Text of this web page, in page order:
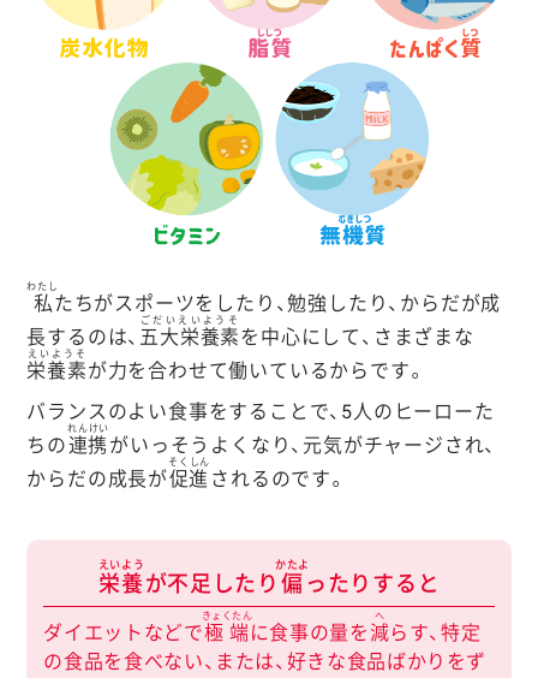
私
わたし
たちがスポーツをしたり、勉強したり、からだが成
長するのは、 五大栄養素
ごだいえいようそ
を中心にして、さまざまな
栄養素
えいようそ
が力を合わせて働いているからです。
バランスのよい食事をすることで、5人のヒーローた
ちの連携
れんけい
がいっそうよくなり、元気がチャージされ、
からだの成長が促進
そくしん
されるのです。
栄養
えいよう
が不足したり 偏
かたよ
ったりすると
ダイエットなどで極端
きょくたん
に食事の量を 減
へ
らす、特定
の食品を食べない、または、好きな食品ばかりをず